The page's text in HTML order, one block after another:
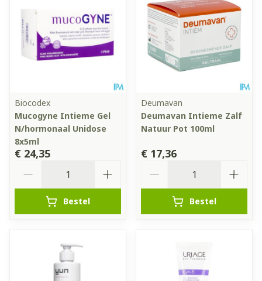
Biocodex
Mucogyne Intieme Gel
N/hormonaal Unidose
8x5ml
€ 24,35
Bestel
Deumavan
Deumavan Intieme Zalf
Natuur Pot 100ml
€ 17,36
Bestel